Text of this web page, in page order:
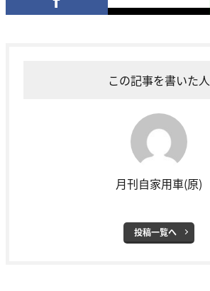
この記事を書いた人
月刊自家用車(原)
投稿一覧へ